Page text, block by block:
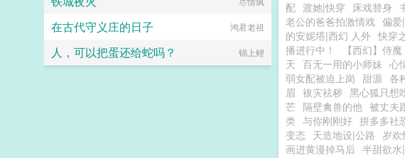
配 渡她|快穿 床戏替身
老公的爸爸拍激情戏 偏爱
的安妮塔|西幻 人外 快穿
播进行中！
【西幻】侍魔
天 百无一用的小师妹 心
弱女配被迫上岗 甜源 各
眉 袚灾祛秽 黑心狐只想
芒 隔壁禽兽的他 被丈夫
类 与你刚刚好 拼多多社
变态 天造地设|公路 岁欢
画进黄漫掉马后 半甜欲水
在古代守义庄的日子 鸿君老祖
人，可以把蛋还给蛇吗？ 锦上鲤